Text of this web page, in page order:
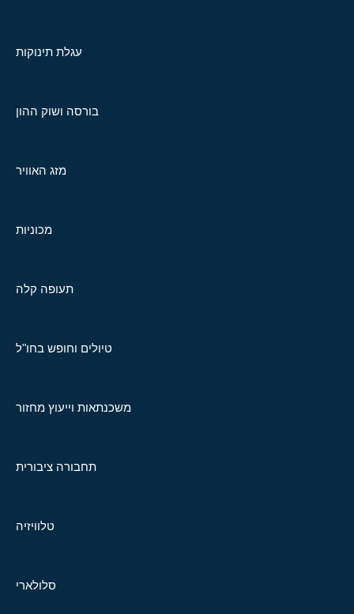
עגלת תינוקות
בורסה ושוק ההון
מזג האוויר
מכוניות
תעופה קלה
טיולים וחופש בחו"ל
משכנתאות וייעוץ מחזור
תחבורה ציבורית
טלוויזיה
סלולארי